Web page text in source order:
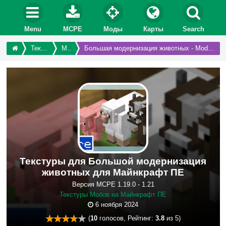
Menu MCPE Моды Карты Search
Текстуры Большая модернизация животных - Modernized Animals
Текстуры для Большой модернизация
животных для Майнкрафт ПЕ
Версия MCPE 1.19.0 - 1.21
Текстуры Мобов на Майнкрафт ПЕ
6 ноября 2024
(10 голосов, Рейтинг: 3.8 из 5)